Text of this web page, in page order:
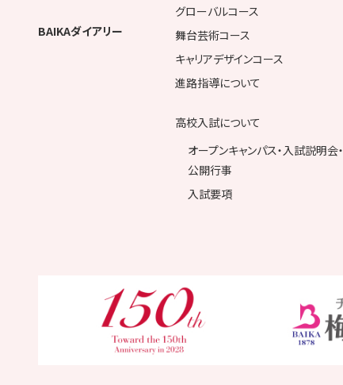
BAIKAダイアリー
グローバルコース
舞台芸術コース
キャリアデザインコース
進路指導について
高校入試について
オープンキャンパス・入試説明会・
公開行事
入試要項